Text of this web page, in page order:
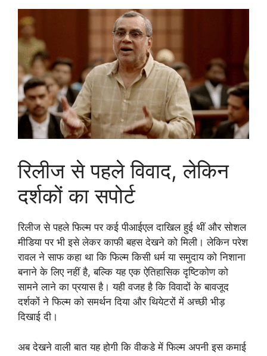
रिलीज से पहले विवाद, लेकिन
दर्शकों का सपोर्ट
रिलीज से पहले फिल्म पर कई पीआईएल दाखिल हुई थीं और सोशल
मीडिया पर भी इसे लेकर काफी बहस देखने को मिली। लेकिन परेश
रावल ने साफ कहा था कि फिल्म किसी धर्म या समुदाय को निशाना
बनाने के लिए नहीं है, बल्कि यह एक ऐतिहासिक दृष्टिकोण को
सामने लाने का प्रयास है। यही वजह है कि विवादों के बावजूद
दर्शकों ने फिल्म को समर्थन दिया और थियेटरों में अच्छी भीड़
दिखाई दी।
अब देखने वाली बात यह होगी कि वीकडे में फिल्म अपनी इस कमाई